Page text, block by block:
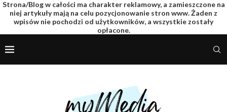
Strona/Blog w całości ma charakter reklamowy, a zamieszczone na
niej artykuły mają na celu pozycjonowanie stron www. Żaden z
wpisów nie pochodzi od użytkowników, a wszystkie zostały
opłacone.